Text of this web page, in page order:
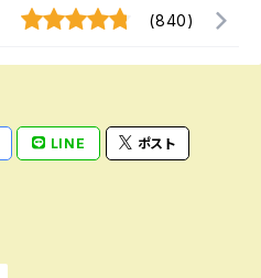
(840)
LINE ポスト